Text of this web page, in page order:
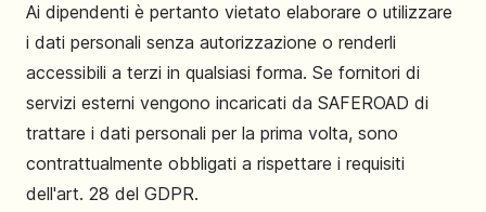
Ai dipendenti è pertanto vietato elaborare o utilizzare
i dati personali senza autorizzazione o renderli
accessibili a terzi in qualsiasi forma. Se fornitori di
servizi esterni vengono incaricati da SAFEROAD di
trattare i dati personali per la prima volta, sono
contrattualmente obbligati a rispettare i requisiti
dell'art. 28 del GDPR.